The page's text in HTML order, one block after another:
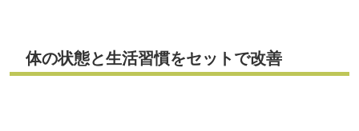
体の状態と生活習慣をセットで改善